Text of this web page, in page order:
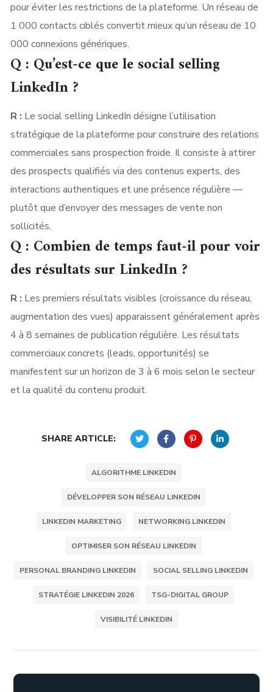
pour éviter les restrictions de la plateforme. Un réseau de
1 000 contacts ciblés convertit mieux qu’un réseau de 10
000 connexions génériques.
Q : Qu’est-ce que le social selling
LinkedIn ?
R : Le social selling LinkedIn désigne l’utilisation
stratégique de la plateforme pour construire des relations
commerciales sans prospection froide. Il consiste à attirer
des prospects qualifiés via des contenus experts, des
interactions authentiques et une présence régulière —
plutôt que d’envoyer des messages de vente non
sollicités.
Q : Combien de temps faut-il pour voir
des résultats sur LinkedIn ?
R : Les premiers résultats visibles (croissance du réseau,
augmentation des vues) apparaissent généralement après
4 à 8 semaines de publication régulière. Les résultats
commerciaux concrets (leads, opportunités) se
manifestent sur un horizon de 3 à 6 mois selon le secteur
et la qualité du contenu produit.
SHARE ARTICLE:
ALGORITHME LINKEDIN
DÉVELOPPER SON RÉSEAU LINKEDIN
LINKEDIN MARKETING NETWORKING LINKEDIN
OPTIMISER SON RÉSEAU LINKEDIN
PERSONAL BRANDING LINKEDIN SOCIAL SELLING LINKEDIN
STRATÉGIE LINKEDIN 2026 TSG-DIGITAL GROUP
VISIBILITÉ LINKEDIN